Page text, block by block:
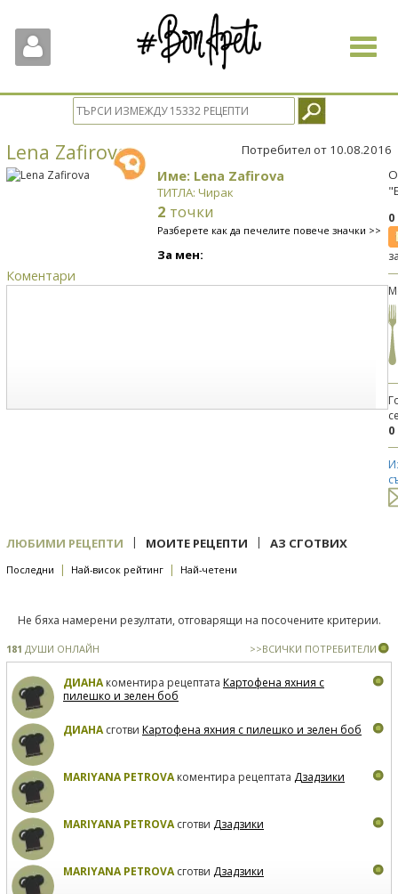
Toggle
Lena Zafirova Потребител от 10.08.2016
Име: Lena Zafirova
ТИТЛА: Чирак
2 точки
Разберете как да печелите повече значки >>
За мен:
Коментари
0
ЛЮБИМИ РЕЦЕПТИ | МОИТЕ РЕЦЕПТИ | АЗ СГОТВИХ
Последни | Най-висок рейтинг | Най-четени
Не бяха намерени резултати, отговарящи на посочените критерии.
181 ДУШИ ОНЛАЙН >>ВСИЧКИ ПОТРЕБИТЕЛИ
ДИАНАкоментира рецептата Картофена яхния с
пилешко и зелен боб
ДИАНАсготви Картофена яхния с пилешко и зелен боб
MARIYANA PETROVAкоментира рецептата Дзадзики
MARIYANA PETROVAсготви Дзадзики
MARIYANA PETROVAсготви Дзадзики